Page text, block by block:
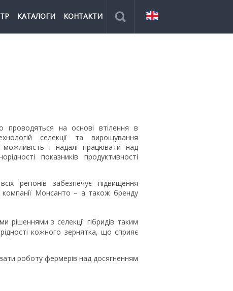
КАТАЛОГИ КОНТАКТИ
проводяться на основі втілення в
селекції та вирощування
і надалі працювати над
показників продуктивності
регіонів забезпечує підвищення
компанії Монсанто – а також бренду
рішеннями з селекції гібридів таким
кожного зернятка, що сприяє
роботу фермерів над досягненням